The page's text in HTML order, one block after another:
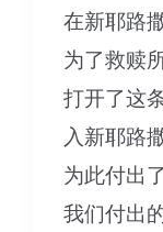
在新耶路
为了救赎
打开了这
入新耶路
为此付出
我们付出